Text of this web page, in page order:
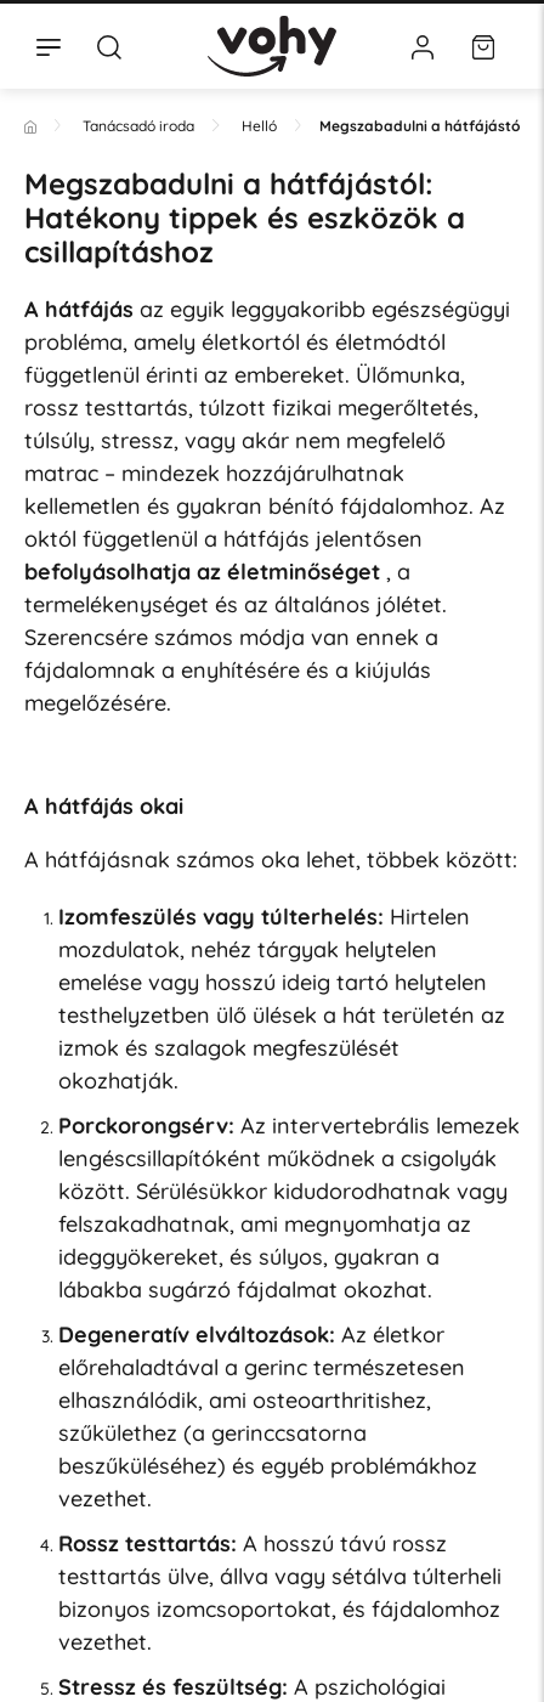
Tanácsadó iroda Helló Megszabadulni a hátfájástól:
Megszabadulni a hátfájástól:
Hatékony tippek és eszközök a
csillapításhoz
A hátfájás az egyik leggyakoribb egészségügyi
probléma, amely életkortól és életmódtól
függetlenül érinti az embereket. Ülőmunka,
rossz testtartás, túlzott fizikai megerőltetés,
túlsúly, stressz, vagy akár nem megfelelő
matrac – mindezek hozzájárulhatnak
kellemetlen és gyakran bénító fájdalomhoz. Az
októl függetlenül a hátfájás jelentősen
befolyásolhatja az életminőséget, a
termelékenységet és az általános jólétet.
Szerencsére számos módja van ennek a
fájdalomnak a enyhítésére és a kiújulás
megelőzésére.
A hátfájás okai
A hátfájásnak számos oka lehet, többek között:
Izomfeszülés vagy túlterhelés: Hirtelen
mozdulatok, nehéz tárgyak helytelen
emelése vagy hosszú ideig tartó helytelen
testhelyzetben ülő ülések a hát területén az
izmok és szalagok megfeszülését
okozhatják.
Porckorongsérv: Az intervertebrális lemezek
lengéscsillapítóként működnek a csigolyák
között. Sérülésükkor kidudorodhatnak vagy
felszakadhatnak, ami megnyomhatja az
ideggyökereket, és súlyos, gyakran a
lábakba sugárzó fájdalmat okozhat.
Degeneratív elváltozások: Az életkor
előrehaladtával a gerinc természetesen
elhasználódik, ami osteoarthritishez,
szűkülethez (a gerinccsatorna
beszűküléséhez) és egyéb problémákhoz
vezethet.
Rossz testtartás: A hosszú távú rossz
testtartás ülve, állva vagy sétálva túlterheli
bizonyos izomcsoportokat, és fájdalomhoz
vezethet.
Stressz és feszültség: A pszichológiai